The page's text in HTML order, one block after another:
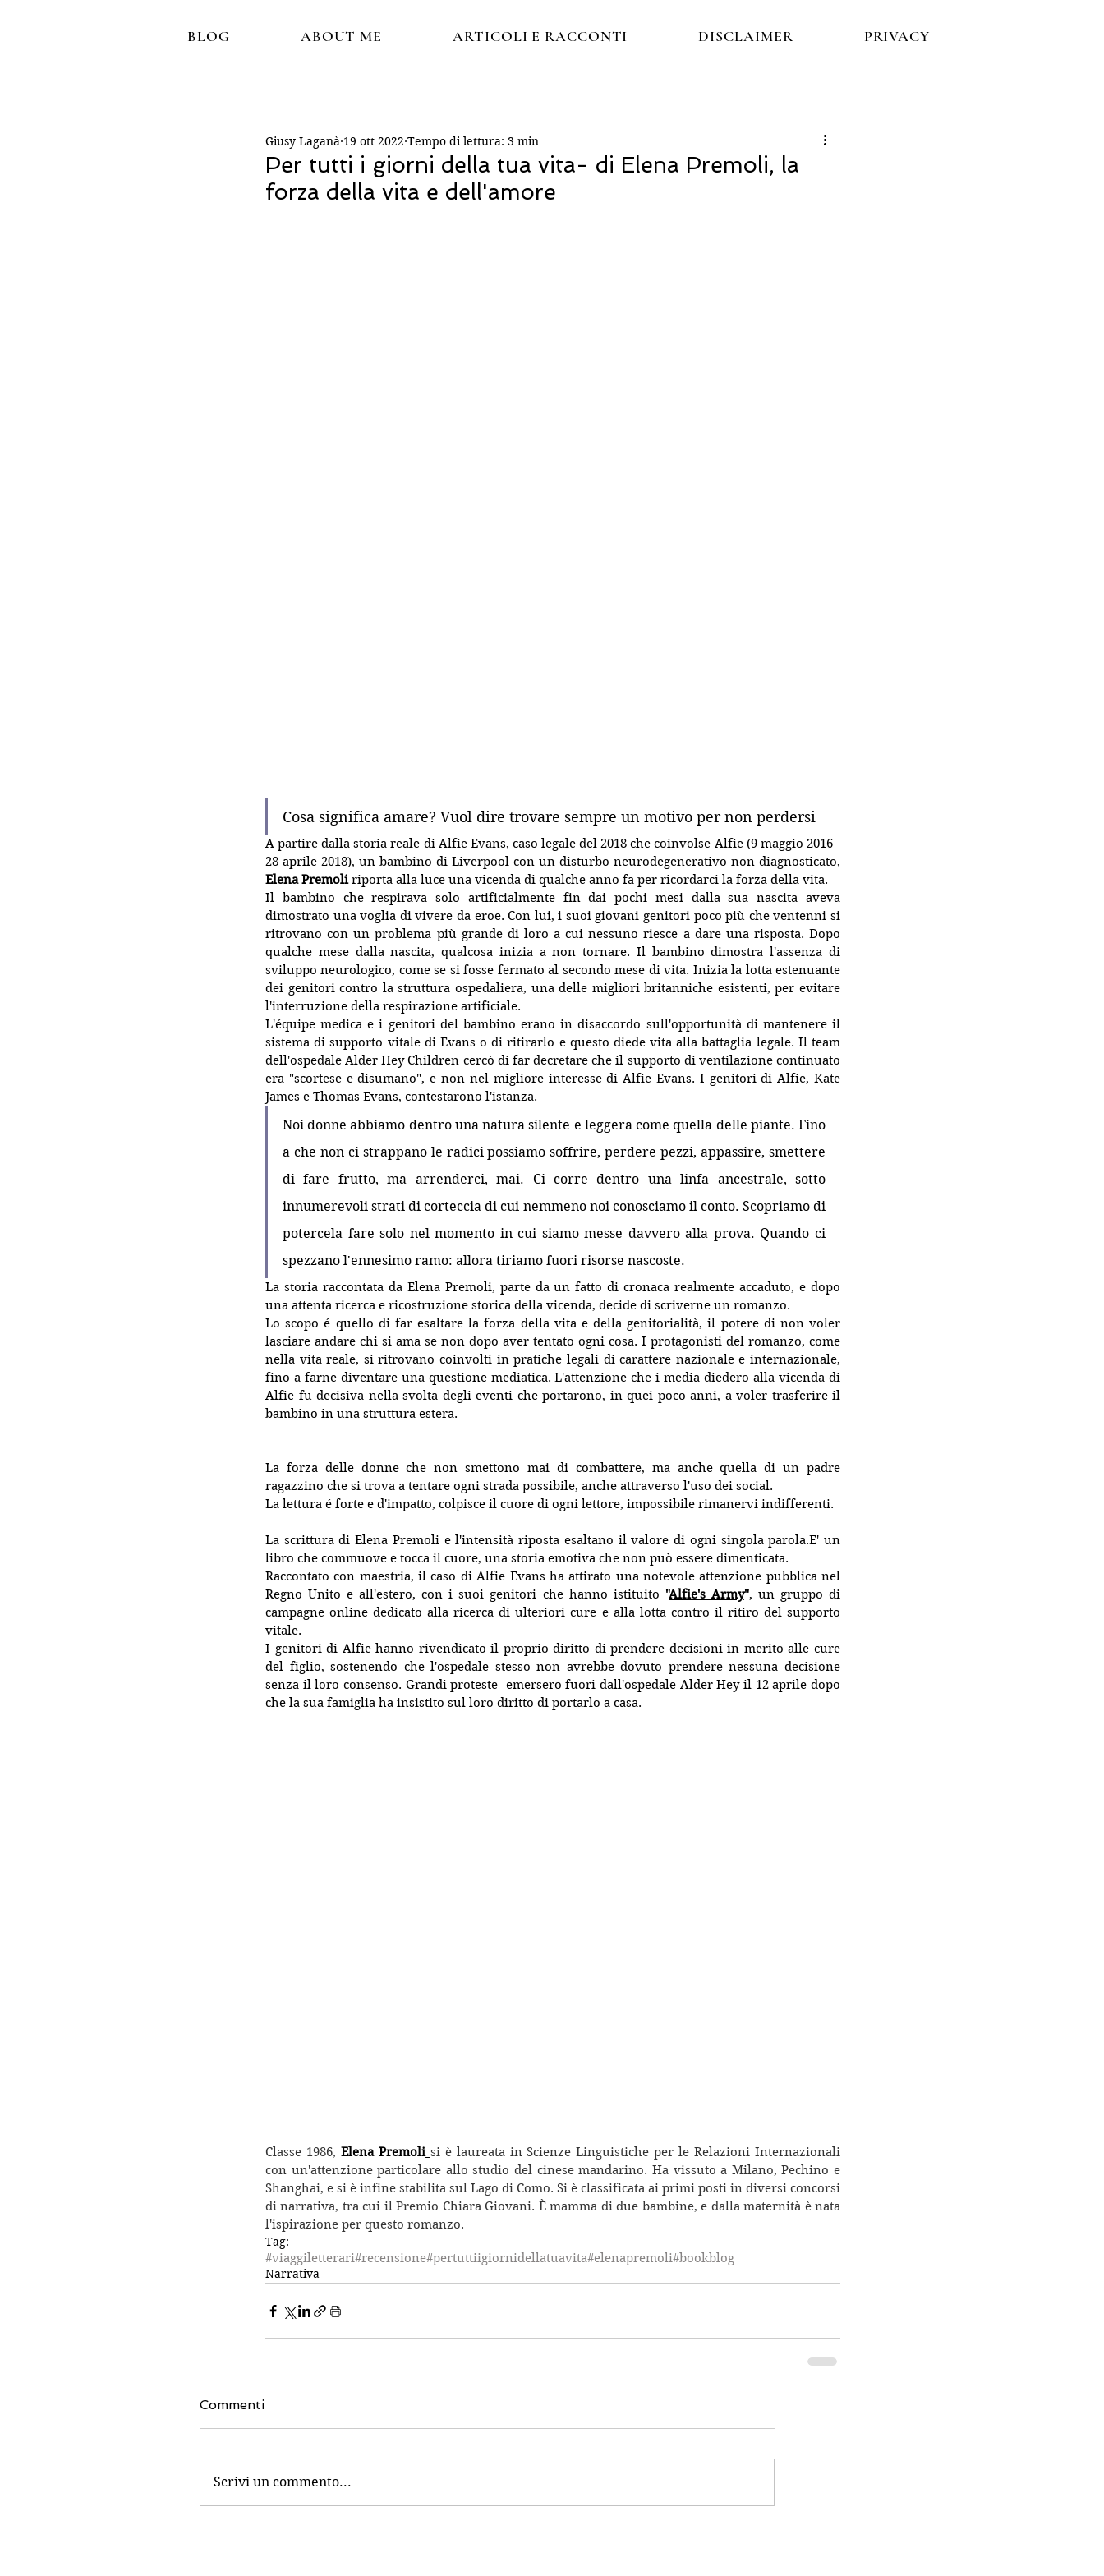
BLOG ABOUT ME ARTICOLI E RACCONTI DISCLAIMER PRIVACY
Per tutti i giorni della tua vita- di Elena Premoli, la
forza della vita e dell'amore
Giusy Laganà 19 ott 2022 Tempo di lettura: 3 min
Cosa significa amare? Vuol dire trovare sempre un motivo per non perdersi
A partire dalla storia reale di Alfie Evans, caso legale del 2018 che coinvolse Alfie (9 maggio 2016
28 aprile 2018), un bambino di Liverpool con un disturbo neurodegenerativo
Elena Premoli riporta alla luce una vicenda di qualche anno fa per ricordarci la forza della vita.
Il bambino che respirava solo artificialmente fin dai pochi mesi dalla sua nascita aveva
dimostrato una voglia di vivere da eroe. Con lui, i suoi giovani genitori poco più che ventenni si
ritrovano con un problema più grande di loro a cui nessuno riesce a dare una risposta. Dopo
qualche mese dalla nascita, qualcosa inizia a non tornare. Il bambino dimostra l'assenza di
sviluppo neurologico, come se si fosse fermato al secondo mese di vita. Inizia la lotta estenuante
dei genitori contro la struttura ospedaliera, una delle migliori britanniche esistenti, per evitare
l'interruzione della respirazione artificiale.
sistema di supporto vitale di Evans o di ritirarlo e questo diede vita alla battaglia legale. Il team
dell'ospedale Alder Hey Children cercò di far decretare che il supporto di ventilazione continuato
era "scortese e disumano", e non nel migliore interesse di Alfie Evans. I genitori di Alfie, Kate
James e Thomas Evans, contestarono l'istanza.
Noi donne abbiamo dentro una natura silente e leggera come quella delle piante. Fino
a che non ci strappano le radici possiamo soffrire, perdere pezzi, appassire, smettere
di fare frutto, ma arrenderci, mai. Ci corre dentro una linfa ancestrale, sotto
innumerevoli strati di corteccia di cui nemmeno noi conosciamo il conto. Scopriamo di
potercela fare solo nel momento in cui siamo messe davvero alla prova. Quando ci
spezzano l'ennesimo ramo: allora tiriamo fuori risorse nascoste.
La storia raccontata da Elena Premoli, parte da un fatto di cronaca realmente accaduto, e dopo
una attenta ricerca e ricostruzione storica della vicenda, decide di scriverne un romanzo.
Lo scopo é quello di far esaltare la forza della vita e della genitorialità, il potere di non voler
lasciare andare chi si ama se non dopo aver tentato ogni cosa. I protagonisti del romanzo, come
nella vita reale, si ritrovano coinvolti in pratiche legali di carattere nazionale e internazionale,
fino a farne diventare una questione mediatica. L'attenzione che i media diedero alla vicenda di
Alfie fu decisiva nella svolta degli eventi che portarono, in quei poco anni, a voler trasferire il
bambino in una struttura estera.
La forza delle donne che non smettono mai di combattere, ma anche quella di un padre
ragazzino che si trova a tentare ogni strada possibile, anche attraverso l'uso dei social.
La lettura é forte e d'impatto, colpisce il cuore di ogni lettore, impossibile rimanervi indifferenti.
La scrittura di Elena Premoli e l'intensità riposta esaltano il valore di ogni singola parola.E' un
libro che commuove e tocca il cuore, una storia emotiva che non può essere dimenticata.
Raccontato con maestria, il caso di Alfie Evans ha attirato una notevole attenzione pubblica nel
Regno Unito e all'estero, con i suoi genitori che hanno istituito "Alfie's Army", un gruppo di
campagne online dedicato alla ricerca di ulteriori cure e alla lotta contro il ritiro del supporto
vitale.
I genitori di Alfie hanno rivendicato il proprio diritto di prendere decisioni in merito alle cure
del figlio, sostenendo che l'ospedale stesso non avrebbe dovuto prendere nessuna decisione
senza il loro consenso. Grandi proteste  emersero fuori dall'ospedale Alder Hey il 12 aprile dopo
che la sua famiglia ha insistito sul loro diritto di portarlo a casa.
Classe 1986, Elena Premoli si è laureata in Scienze Linguistiche per le Relazioni Internazionali
con un'attenzione particolare allo studio del cinese mandarino. Ha vissuto a Milano, Pechino e
Shanghai, e si è infine stabilita sul Lago di Como. Si è classificata ai primi posti in diversi concorsi
di narrativa, tra cui il Premio Chiara Giovani. È mamma di due bambine, e dalla maternità è nata
l'ispirazione per questo romanzo.
Tag:
#viaggiletterari#recensione#pertuttiigiornidellatuavita#elenapremoli#bookblog
Narrativa
Commenti
Scrivi un commento...